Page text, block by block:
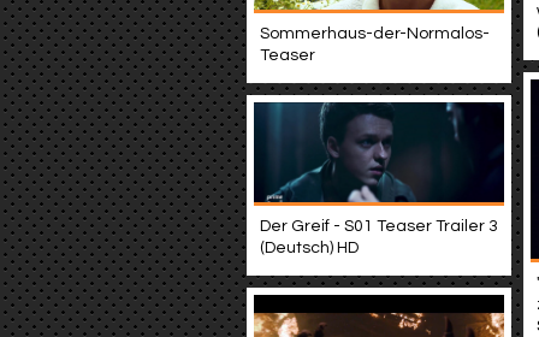
Sommerhaus-der-Normalos-
Teaser
Der Greif - S01 Teaser Trailer 3
(Deutsch) HD